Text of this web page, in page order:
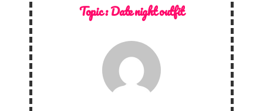
Topic :Date night outfit